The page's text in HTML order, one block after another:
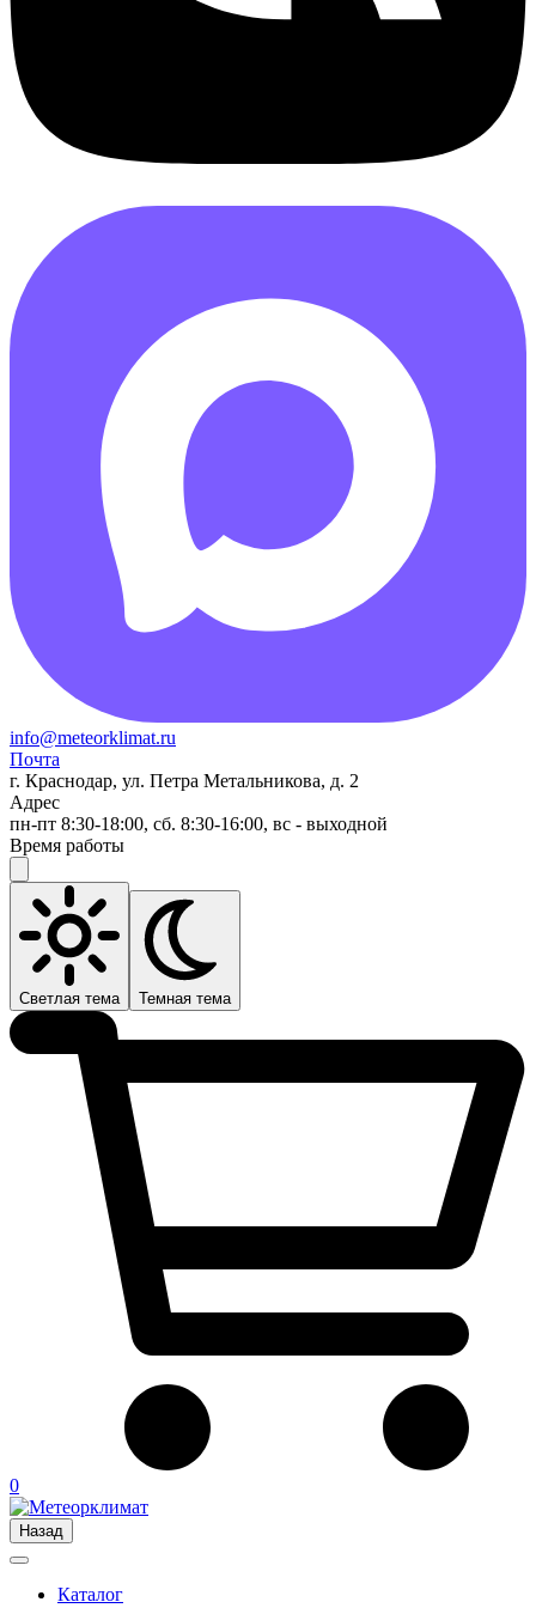
info@meteorklimat.ru
Почта
г. Краснодар, ул. Петра Метальникова, д. 2
Адрес
пн-пт 8:30-18:00, сб. 8:30-16:00, вс - выходной
Время работы
Светлая тема Темная тема
0
Назад
Каталог